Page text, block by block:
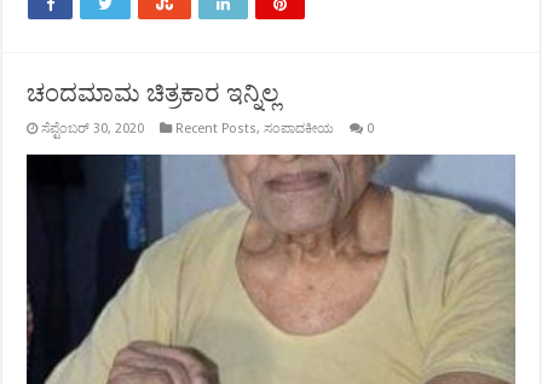
ಚಂದಮಾಮ ಚಿತ್ರಕಾರ ಇನ್ನಿಲ್ಲ
ಸೆಪ್ಟೆಂಬರ್ 30, 2020 Recent Posts,ಸಂಪಾದಕೀಯ 0